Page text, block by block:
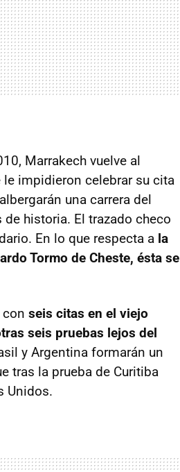
Marrakech vuelve al
impidieron celebrar su cita
una carrera del
historia. El trazado checo
En lo que respecta a la
Tormo de Cheste, ésta se
con seis citas en el viejo
seis pruebas lejos del
y Argentina formarán un
tras la prueba de Curitiba
Unidos.